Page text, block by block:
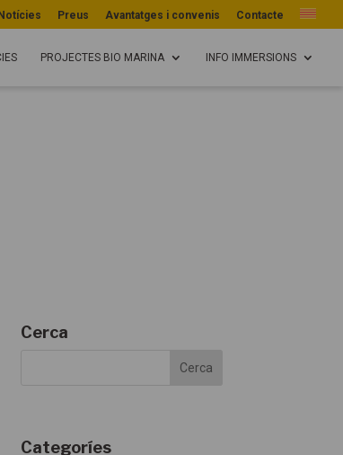
Notícies Preus Avantatges i convenis Contacte
PROJECTES BIO MARINA INFO IMMERSIONS
Cerca
Categoríes